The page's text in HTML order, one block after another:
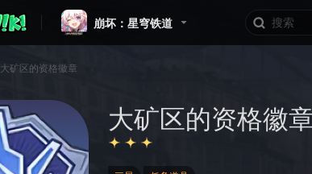
崩坏：星穹铁道
大矿区的资格徽章
大矿区的资格徽